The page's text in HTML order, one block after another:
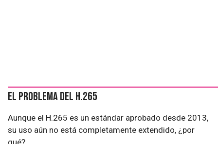
El problema del H.265
Aunque el H.265 es un estándar aprobado desde 2013,
su uso aún no está completamente extendido, ¿por